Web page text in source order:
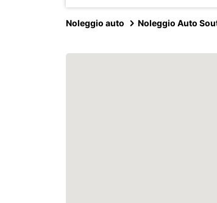
Noleggio auto Noleggio Auto